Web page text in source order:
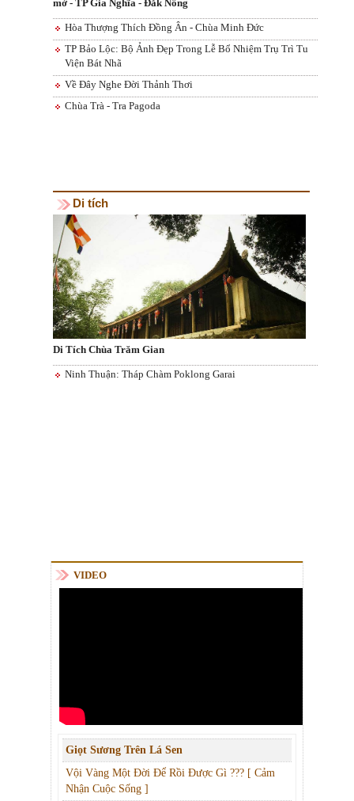
mờ - TP Gia Nghĩa - Đắk Nông
Hòa Thượng Thích Đồng Ân - Chùa Minh Đức
TP Bảo Lộc: Bộ Ảnh Đẹp Trong Lễ Bổ Nhiệm Trụ Trì Tu
Viện Bát Nhã
Về Đây Nghe Đời Thảnh Thơi
Chùa Trà - Tra Pagoda
Di tích
Di Tích Chùa Trăm Gian
Ninh Thuận: Tháp Chàm Poklong Garai
VIDEO
Giọt Sương Trên Lá Sen
Vội Vàng Một Đời Để Rồi Được Gì ??? [ Cảm
Nhận Cuộc Sống ]